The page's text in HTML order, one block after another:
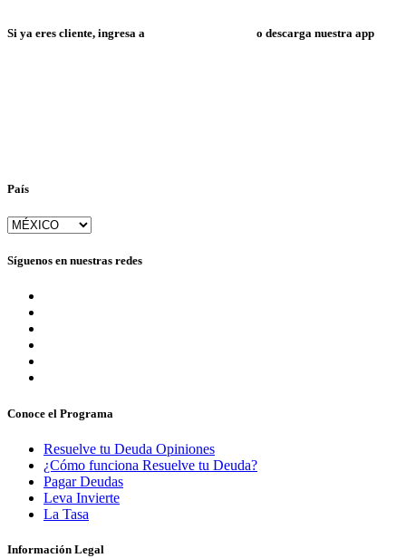
Si ya eres cliente, ingresa a o descarga nuestra app
País
Síguenos en nuestras redes
Conoce el Programa
Resuelve tu Deuda Opiniones
¿Cómo funciona Resuelve tu Deuda?
Pagar Deudas
Leva Invierte
La Tasa
Información Legal